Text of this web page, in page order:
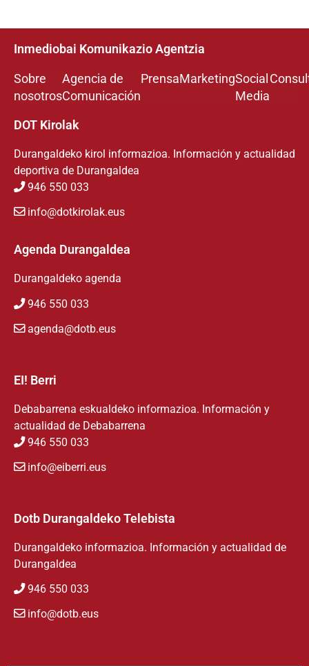
Inmediobai Komunikazio Agentzia
Sobre
nosotros
Agencia de
Comunicación
PrensaMarketingSocial
Media
DOT Kirolak
Durangaldeko kirol informazioa. Información y actualidad
deportiva de Durangaldea
946 550 033
info@dotkirolak.eus
Agenda Durangaldea
Durangaldeko agenda
946 550 033
agenda@dotb.eus
EI! Berri
Debabarrena eskualdeko informazioa. Información y
actualidad de Debabarrena
946 550 033
info@eiberri.eus
Dotb Durangaldeko Telebista
Durangaldeko informazioa. Información y actualidad de
Durangaldea
946 550 033
info@dotb.eus